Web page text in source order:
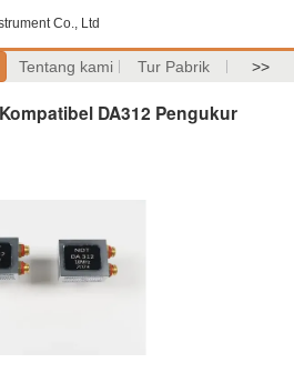
Co., Ltd
Tentang kami Tur Pabrik >>
DA312 Pengukur